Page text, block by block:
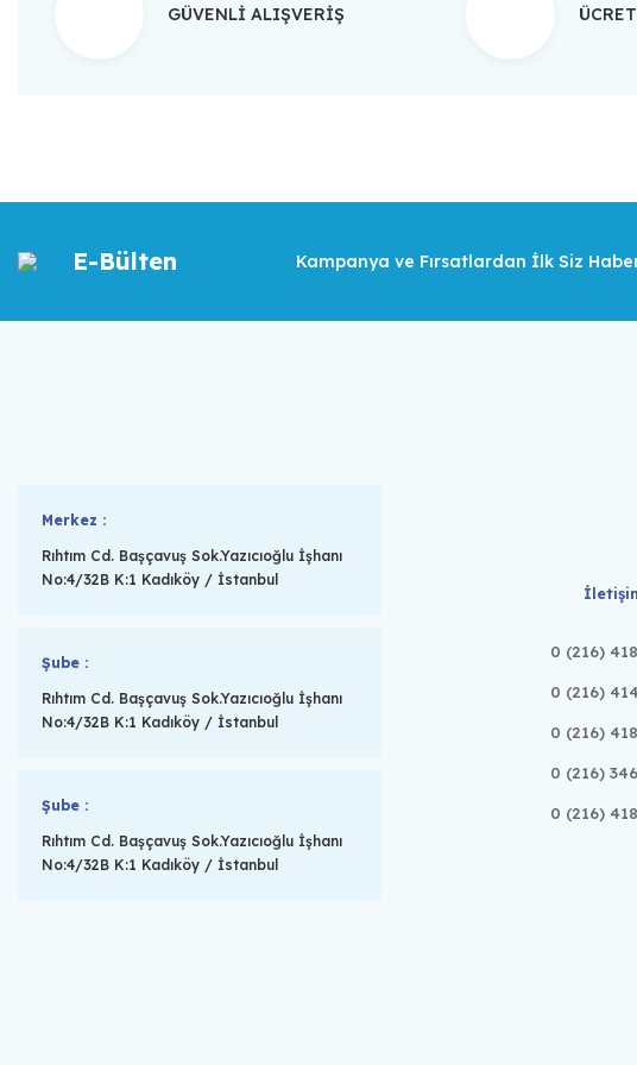
GÜVENLİ ALIŞVERİŞ
E-Bülten Kampanya ve Fırsatlardan İlk Siz
Merkez :
Rıhtım Cd. Başçavuş Sok.Yazıcıoğlu İşhanı
No:4/32B K:1 Kadıköy / İstanbul
Şube :
Rıhtım Cd. Başçavuş Sok.Yazıcıoğlu İşhanı
No:4/32B K:1 Kadıköy / İstanbul
Şube :
Rıhtım Cd. Başçavuş Sok.Yazıcıoğlu İşhanı
No:4/32B K:1 Kadıköy / İstanbul
0 (216)
0 (216)
0 (216)
0 (216)
0 (216)